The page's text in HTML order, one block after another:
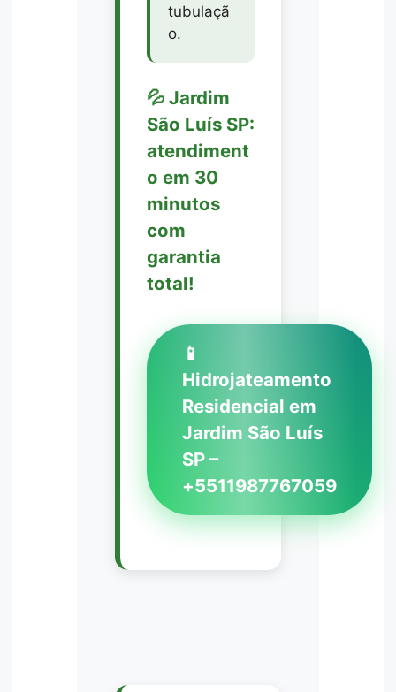
tubulaçã
o.
💦 Jardim
São Luís SP:
atendiment
o em 30
minutos
com
garantia
total!
📱
Hidrojateamento
Residencial em
Jardim São Luís
SP –
+5511987767059